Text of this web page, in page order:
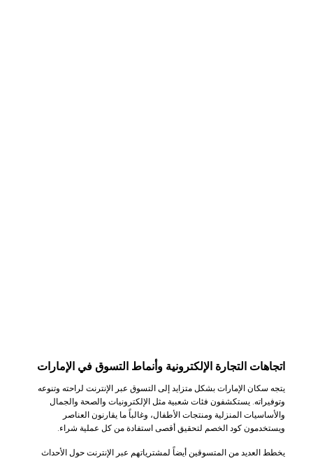
اتجاهات التجارة الإلكترونية وأنماط التسوق في الإمارات
يتجه سكان الإمارات بشكل متزايد إلى التسوق عبر الإنترنت لراحته وتنوعه
وتوفيراته. يستكشفون فئات شعبية مثل الإلكترونيات والصحة والجمال
والأساسيات المنزلية ومنتجات الأطفال، وغالباً ما يقارنون العناصر
ويستخدمون كود الخصم لتحقيق أقصى استفادة من كل عملية شراء.
يخطط العديد من المتسوقين أيضاً لمشترياتهم عبر الإنترنت حول الأحداث